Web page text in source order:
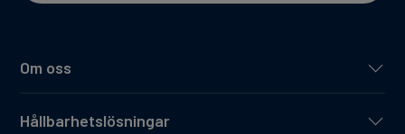
Om oss
Hållbarhetslösningar